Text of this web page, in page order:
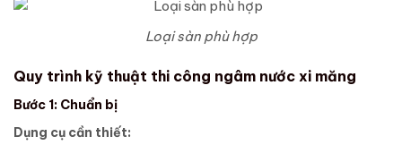
Loại sàn phù hợp
Quy trình kỹ thuật thi công ngâm nước xi măng
Bước 1: Chuẩn bị
Dụng cụ cần thiết: